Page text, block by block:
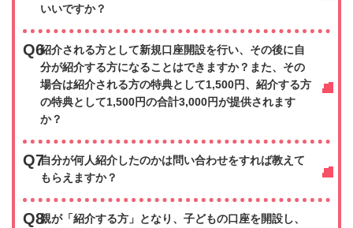
いいですか？
Q6紹介される方として新規口座開設を行い、その後に自
分が紹介する方になることはできますか？また、その
場合は紹介される方の特典として1,500円、紹介する方
の特典として1,500円の合計3,000円が提供されます
か？
Q7自分が何人紹介したのかは問い合わせをすれば教えて
もらえますか？
Q8親が「紹介する方」となり、子どもの口座を開設し、